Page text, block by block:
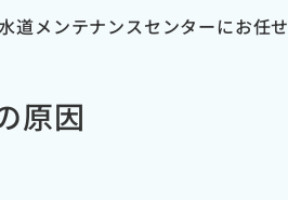
道メンテナンスセンターにお任せ
原因